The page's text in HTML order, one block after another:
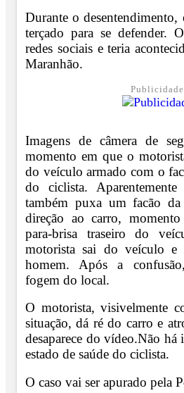
Durante o
terçado para se defender.
redes sociais e teria
Maranhão.
Publicidade
Imagens de câmera de
momento em que o
do veículo armado com o
do ciclista.
também puxa um facão
direção ao carro,
para-brisa traseiro do
motorista sai do veículo e
homem. Após a
fogem do local.
O motorista, visivelmente
situação, dá ré do carro e
desaparece do vídeo.Não há
estado de saúde do ciclista.
O caso vai ser apurado pela